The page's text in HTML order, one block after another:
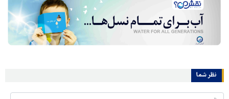
نظر شما